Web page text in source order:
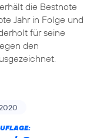
die Bestnote
Jahr in Folge und
für seine
den